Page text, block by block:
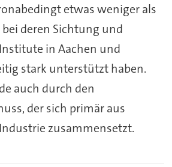
etwas weniger als
deren Sichtung und
in Aachen und
stark unterstützt haben.
auch durch den
der sich primär aus
zusammensetzt.